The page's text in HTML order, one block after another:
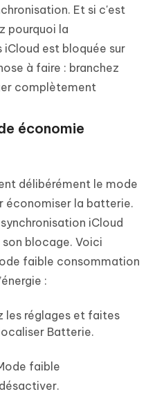
Et si c'est
pourquoi la
est bloquée sur
à faire : branchez
complètement
économie
délibérément le mode
économiser la batterie.
iCloud
blocage. Voici
faible consommation
:
les réglages et faites
Batterie.
faible